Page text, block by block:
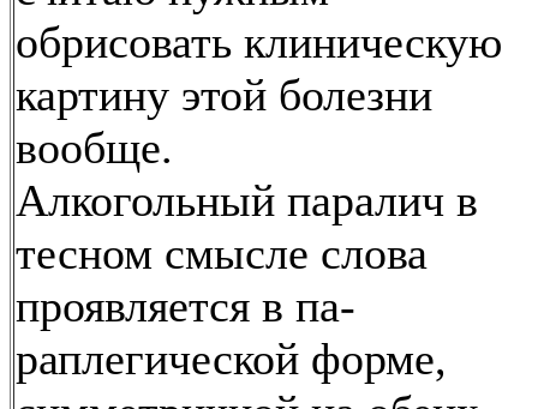
обрисовать клиническую
картину этой болезни
вообще.
Алкогольный паралич в
тесном смысле слова
проявляется в па-
раплегической форме,